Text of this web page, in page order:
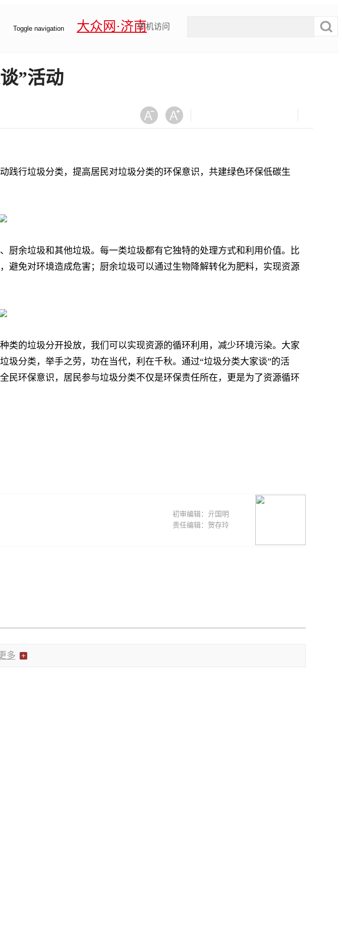
Toggle navigation 大众网·济南手机访问
”活动
行垃圾分类，提高居民对垃圾分类的环保意识，共建绿色环保低碳生
余垃圾和其他垃圾。每一类垃圾都有它独特的处理方式和利用价值。比
避免对环境造成危害；厨余垃圾可以通过生物降解转化为肥料，实现资源
的垃圾分开投放，我们可以实现资源的循环利用，减少环境污染。大家
分类，举手之劳，功在当代，利在千秋。通过“垃圾分类大家谈”的活
民环保意识，居民参与垃圾分类不仅是环保责任所在，更是为了资源循环
初审编辑：亓国明
责任编辑：贺存玲
多